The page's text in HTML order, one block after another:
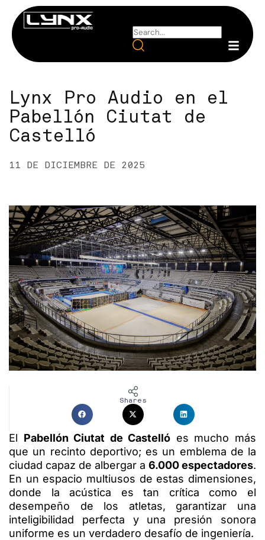
Lynx Pro Audio en el
Pabellón Ciutat de
Castelló
11 DE DICIEMBRE DE 2025
Shares
El Pabellón Ciutat de Castelló es mucho más
que un recinto deportivo; es un emblema de la
ciudad capaz de albergar a 6.000 espectadores.
En un espacio multiusos de estas dimensiones,
donde la acústica es tan crítica como el
desempeño de los atletas, garantizar una
inteligibilidad perfecta y una presión sonora
uniforme es un verdadero desafío de ingeniería.